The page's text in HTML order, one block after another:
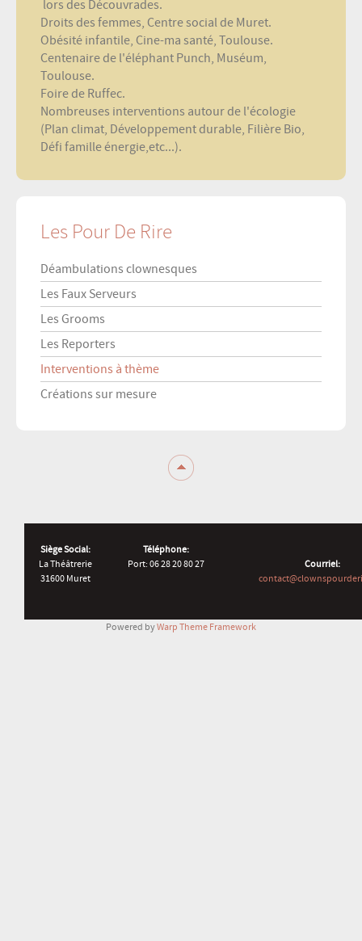
lors des Découvrades.
Droits des femmes, Centre social de Muret.
Obésité infantile, Cine-ma santé, Toulouse.
Centenaire de l'éléphant Punch, Muséum,
Toulouse.
Foire de Ruffec.
Nombreuses interventions autour de l'écologie
(Plan climat, Développement durable, Filière Bio,
Défi famille énergie,etc...).
Les Pour De Rire
Déambulations clownesques
Les Faux Serveurs
Les Grooms
Les Reporters
Interventions à thème
Créations sur mesure
Siège Social:
La Théâtrerie
31600 Muret
Téléphone:
Port: 06 28 20 80 27
Courriel:
Powered byWarp Theme Framework